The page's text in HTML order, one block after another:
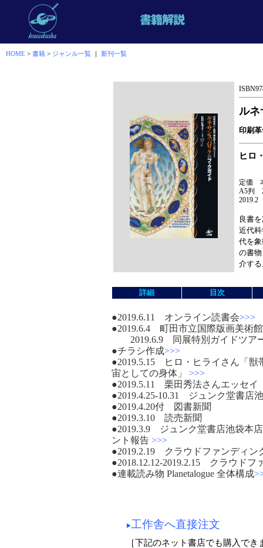
HOME > 書籍 > ジャンル一覧 ｜ 新刊一覧
ルネ
印刷
ヒロ
定価
A5判
良書
近代
代を
の書
介す
詳細 目次
●2019.6.11 オンライン読書会>>>
●2019.6.4 町田市立国際版画美術
2019.6.9 同展特別ガイドツア
●チラシ作成>>>
●2019.5.15 ヒロ・ヒライさん「
宙としての身体」 >>>
●2019.5.11 栗田秀法さんエッセ
●2019.4.25-10.31 ジュンク堂書
●2019.4.20付 図書新聞
●2019.3.10 読売新聞
●2019.3.9 ジュンク堂書店池袋本
ント報告 >>>
●2019.2.19 クラウドファンディン
●2018.12.12-2019.2.15 クラウドフ
●連載読み物 Planetalogue 全体構成
工作舎へ直接注文
［下記のネット書店でも購入でき